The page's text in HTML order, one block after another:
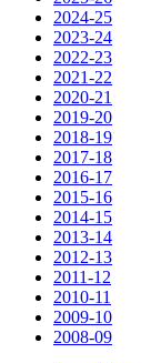
2024-25
2023-24
2022-23
2021-22
2020-21
2019-20
2018-19
2017-18
2016-17
2015-16
2014-15
2013-14
2012-13
2011-12
2010-11
2009-10
2008-09